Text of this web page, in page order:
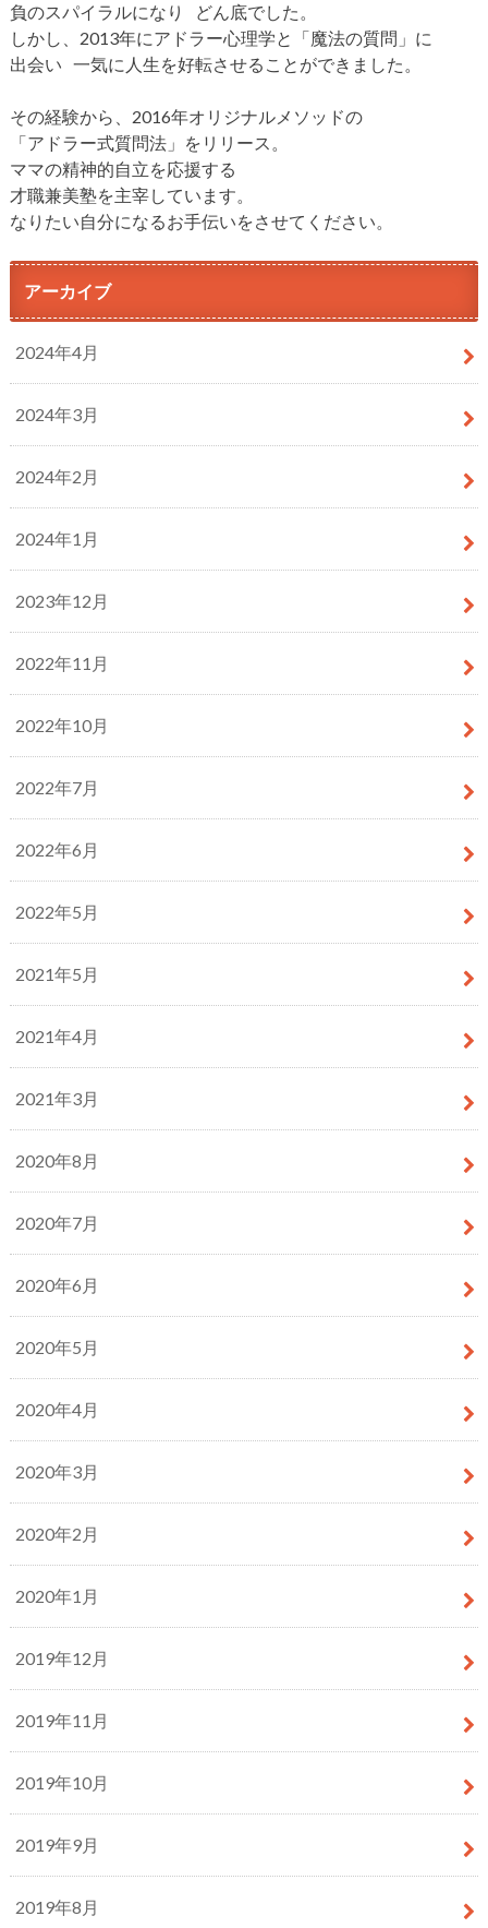
負のスパイラルになり どん底でした。
しかし、2013年にアドラー心理学と「魔法の質問」に
出会い 一気に人生を好転させることができました。
その経験から、2016年オリジナルメソッドの
「アドラー式質問法」をリリース。
ママの精神的自立を応援する
才職兼美塾を主宰しています。
なりたい自分になるお手伝いをさせてください。
アーカイブ
2024年4月
2024年3月
2024年2月
2024年1月
2023年12月
2022年11月
2022年10月
2022年7月
2022年6月
2022年5月
2021年5月
2021年4月
2021年3月
2020年8月
2020年7月
2020年6月
2020年5月
2020年4月
2020年3月
2020年2月
2020年1月
2019年12月
2019年11月
2019年10月
2019年9月
2019年8月